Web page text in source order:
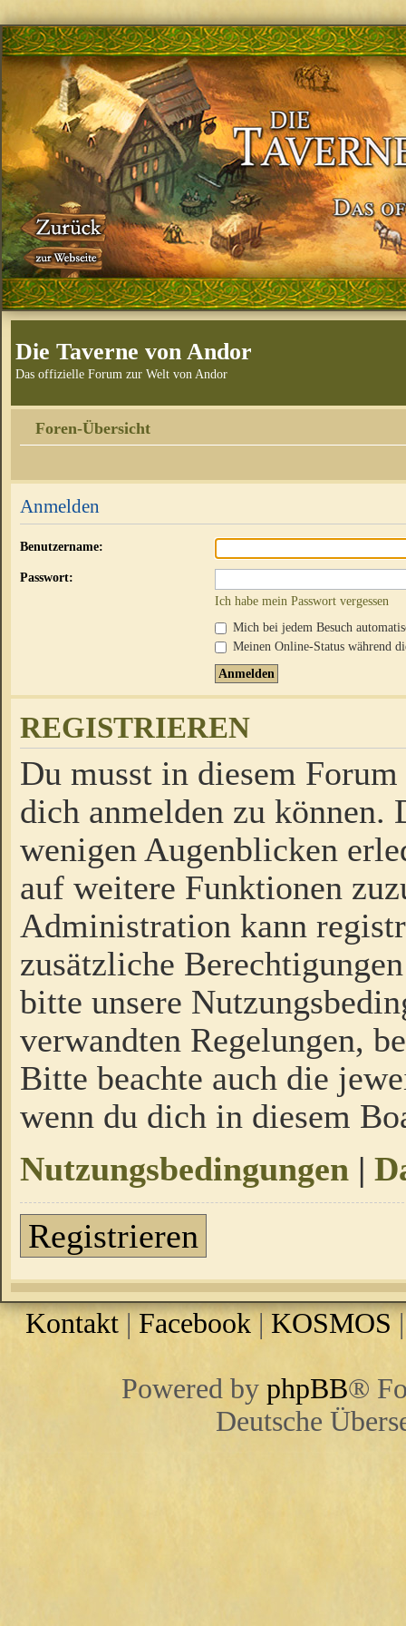
Die Taverne von Andor
Das offizielle Forum zur Welt von Andor
Foren-Übersicht
Anmelden
Benutzername:
Passwort:
Ich habe mein Passwort vergessen
Mich bei jedem Besuch
Meinen Online-Status während
REGISTRIEREN
Du musst in diesem
dich anmelden zu
wenigen Augenblicken
auf weitere Funktionen
Administration kann
zusätzliche
bitte unsere
verwandten Regelungen,
Bitte beachte auch die
wenn du dich in diesem
Nutzungsbedingungen |
Registrieren
Kontakt | Facebook |KOSMOS
Powered by phpBB®
Deutsche